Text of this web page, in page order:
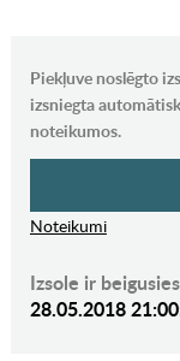
Piekļuve noslēgto
izsniegta
noteikumos.
Noteikumi
Izsole ir
28.05.2018